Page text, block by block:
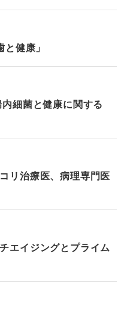
と健康」
内細菌と健康に関する
リ治療医、病理専門医
エイジングとプライム